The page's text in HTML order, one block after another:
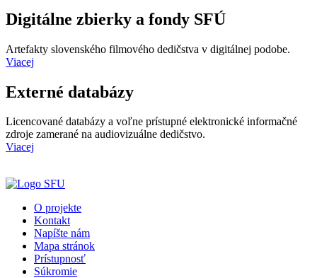
Digitálne zbierky a fondy SFÚ
Artefakty slovenského filmového dedičstva v digitálnej podobe.
Viacej
Externé databázy
Licencované databázy a voľne prístupné elektronické informačné
zdroje zamerané na audiovizuálne dedičstvo.
Viacej
O projekte
Kontakt
Napíšte nám
Mapa stránok
Prístupnosť
Súkromie